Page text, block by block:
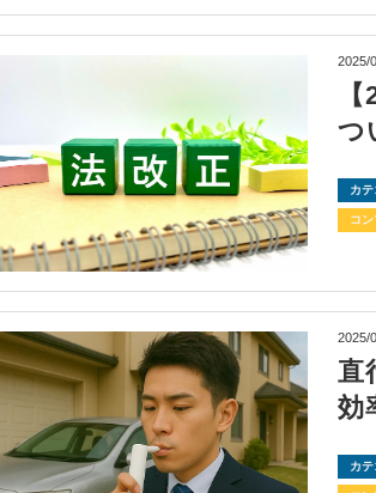
2025/
つ
カ
コ
2025/
直
効
カテ